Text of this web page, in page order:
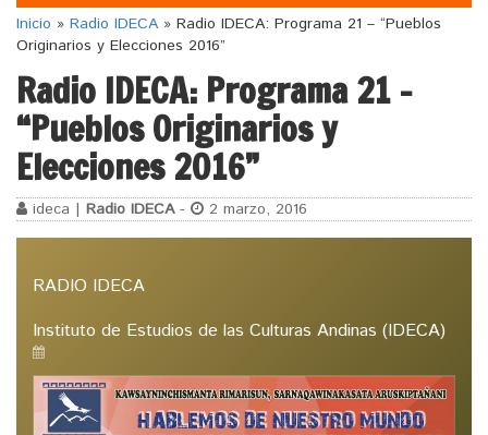
Inicio » Radio IDECA » Radio IDECA: Programa 21 – “Pueblos
Originarios y Elecciones 2016”
Radio IDECA: Programa 21 –
“Pueblos Originarios y
Elecciones 2016”
ideca | Radio IDECA- 2 marzo, 2016
RADIO IDECA
Instituto de Estudios de las Culturas Andinas (IDECA)